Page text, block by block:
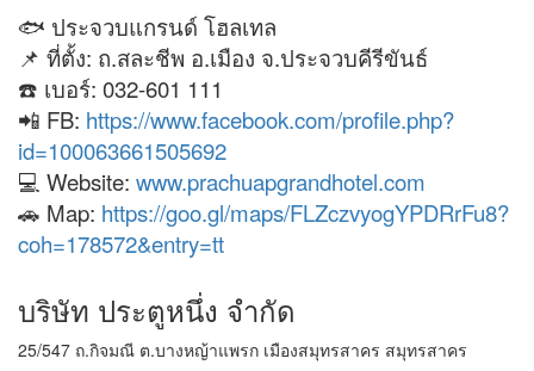
🐟 ประจวบแกรนด์ โฮลเทล
📌 ที่ตั้ง: ถ.สละชีพ อ.เมือง จ.ประจวบคีรีขันธ์
☎️ เบอร์: 032-601 111
📲 FB: https://www.facebook.com/profile.php?
id=100063661505692
💻 Website: www.prachuapgrandhotel.com
🚗 Map: https://goo.gl/maps/FLZczvyogYPDRrFu8?
coh=178572&entry=tt
บริษัท ประตูหนึ่ง จำกัด
25/547 ถ.กิจมณี ต.บางหญ้าแพรก เมืองสมุทรสาคร สมุทรสาคร